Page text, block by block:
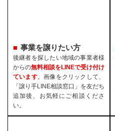
事業を譲りたい方
後継者を探したい地域の事業者様
からの無料相談をLINEで受け付け
ています。画像をクリックして、
「譲り手LINE相談窓口」を友だち
追加後、お気軽にご相談くださ
い。